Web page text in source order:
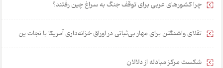
چرا کشورهای عربی برای توقف جنگ به سراغ چین رفتند؟
تقلای واشنگتن برای مهار بی‌ثباتی در اوراق خزانه‌داری آمریکا با نجات ین